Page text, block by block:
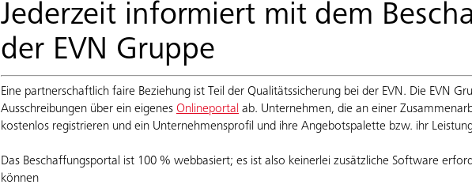
Jederzeit informiert mit dem
der EVN Gruppe
Eine partnerschaftlich faire Beziehung ist Teil der Qualitätssicherung bei der EVN. Die EVN
Ausschreibungen über ein eigenes Onlineportal ab. Unternehmen, die an einer
kostenlos registrieren und ein Unternehmensprofil und ihre Angebotspalette bzw. ihr
Das Beschaffungsportal ist 100 % webbasiert; es ist also keinerlei zusätzliche Software
können